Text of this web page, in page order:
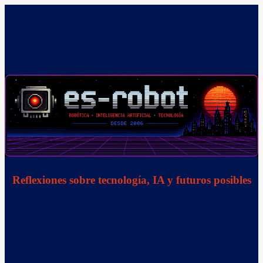
Reflexiones sobre tecnología, IA y futuros posibles